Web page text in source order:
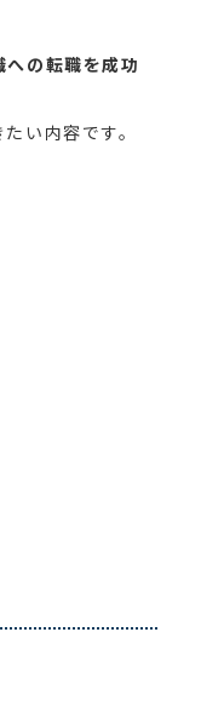
の転職を成功
い内容です。